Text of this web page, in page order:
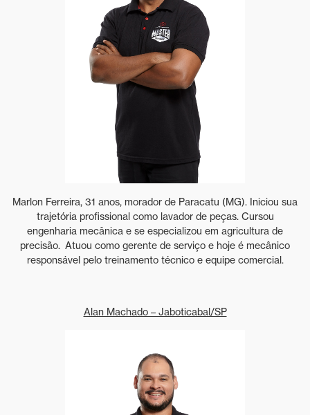
Marlon Ferreira, 31 anos, morador de Paracatu (MG). Iniciou sua
trajetória profissional como lavador de peças. Cursou
engenharia mecânica e se especializou em agricultura de
precisão. Atuou como gerente de serviço e hoje é mecânico
responsável pelo treinamento técnico e equipe comercial.
Alan Machado – Jaboticabal/SP